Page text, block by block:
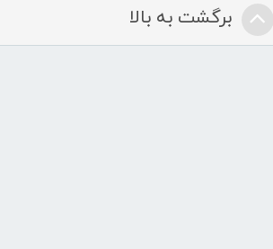
برگشت به بالا